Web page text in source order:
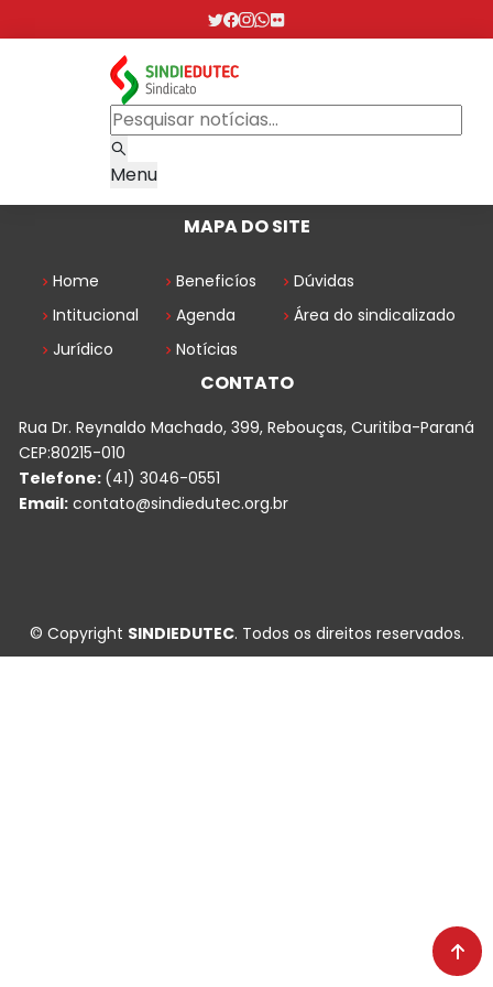
Menu
MAPA DO SITE
Home
Intitucional
Jurídico
Beneficíos
Agenda
Notícias
Dúvidas
Área do sindicalizado
CONTATO
Rua Dr. Reynaldo Machado, 399, Rebouças, Curitiba-Paraná
CEP:80215-010
Telefone: (41) 3046-0551
Email: contato@sindiedutec.org.br
© Copyright SINDIEDUTEC. Todos os direitos reservados.